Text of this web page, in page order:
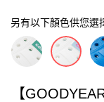
另有以下顏色供您選
【